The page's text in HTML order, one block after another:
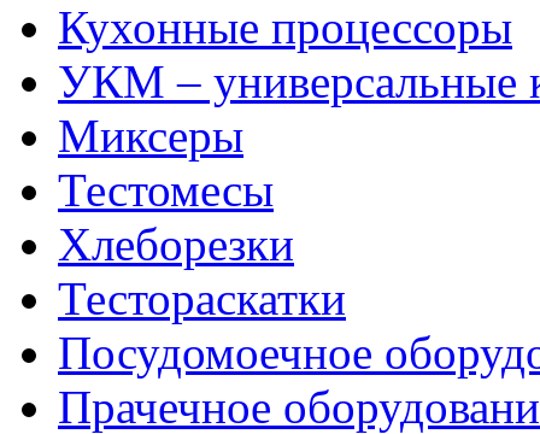
Кухонные процессоры
УКМ – универсальные
Миксеры
Тестомесы
Хлеборезки
Тестораскатки
Посудомоечное
Прачечное